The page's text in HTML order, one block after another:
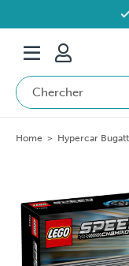
Home > Hypercar